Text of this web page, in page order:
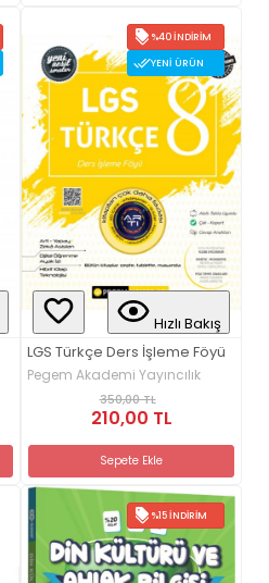
%40 İNDIRIM
YENI ÜRÜN
Hızlı Bakış
LGS Türkçe Ders İşleme Föyü
Pegem Akademi Yayıncılık
350,00 TL
210,00 TL
Sepete Ekle
%15 İNDIRIM